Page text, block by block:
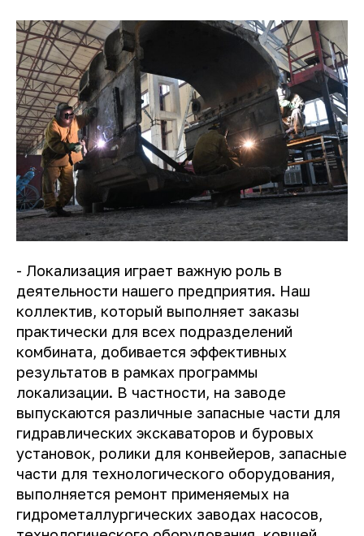
- Локализация играет важную роль в
деятельности нашего предприятия. Наш
коллектив, который выполняет заказы
практически для всех подразделений
комбината, добивается эффективных
результатов в рамках программы
локализации. В частности, на заводе
выпускаются различные запасные части для
гидравлических экскаваторов и буровых
установок, ролики для конвейеров, запасные
части для технологического оборудования,
выполняется ремонт применяемых на
гидрометаллургических заводах насосов,